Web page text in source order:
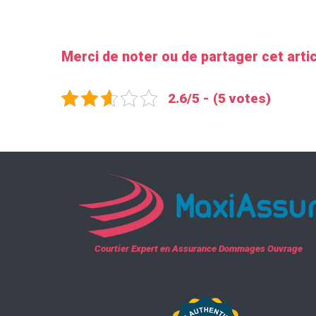
Merci de noter ou de partager cet
2.6/5 - (5 votes)
Courtier Expert en Assurance Dommages Ouvrage